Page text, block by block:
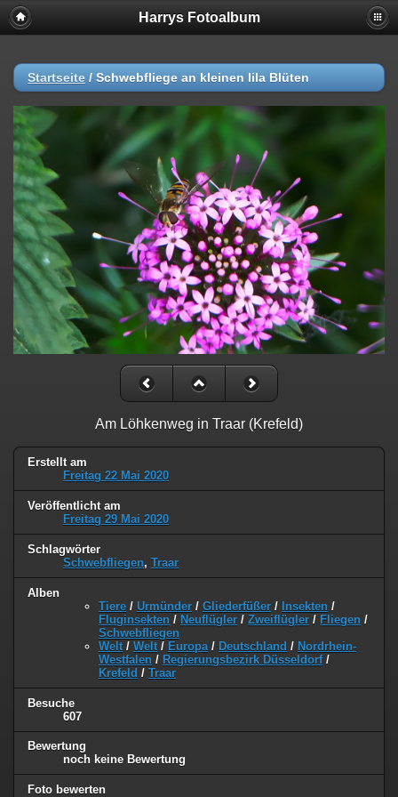
Harrys Fotoalbum
Startseite / Schwebfliege an kleinen lila Blüten
Am Löhkenweg in Traar (Krefeld)
Erstellt am
Freitag 22 Mai 2020
Veröffentlicht am
Freitag 29 Mai 2020
Schlagwörter
Schwebfliegen, Traar
Alben
Tiere / Urmünder / Gliederfüßer / Insekten /
Fluginsekten / Neuflügler / Zweiflügler / Fliegen /
Schwebfliegen
Welt / Welt / Europa / Deutschland / Nordrhein-
Westfalen / Regierungsbezirk Düsseldorf/
Krefeld / Traar
Besuche
607
Bewertung
noch keine Bewertung
Foto bewerten